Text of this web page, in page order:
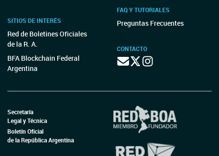
SITIOS DE INTERÉS
Red de Boletines Oficiales
de la R. A.
BFA Blockchain Federal
Argentina
FAQ Y TUTORIALES
Preguntas Frecuentes
CONTACTO
Secretaría
Legal y Técnica
Boletín Oficial
de la República Argentina